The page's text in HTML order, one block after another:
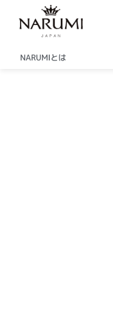
NARUMIとは